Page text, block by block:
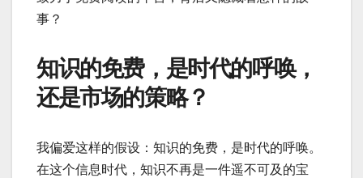
事？
知识的免费，是时代的呼唤，
还是市场的策略？
我偏爱这样的假设：知识的免费，是时代的呼唤。
在这个信息时代，知识不再是一件遥不可及的宝